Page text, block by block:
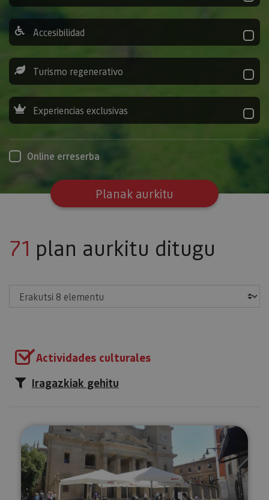
Accesibilidad
Turismo regenerativo
Experiencias exclusivas
Online erreserba
Planak aurkitu
71 plan aurkitu ditugu
Actividades culturales
Iragazkiak gehitu
Iruñearako bisitaldi gidatua,